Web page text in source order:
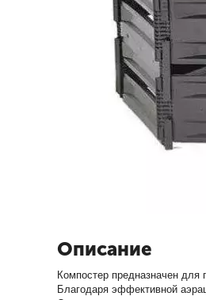
Описание
Компостер предназначен для
Благодаря эффективной